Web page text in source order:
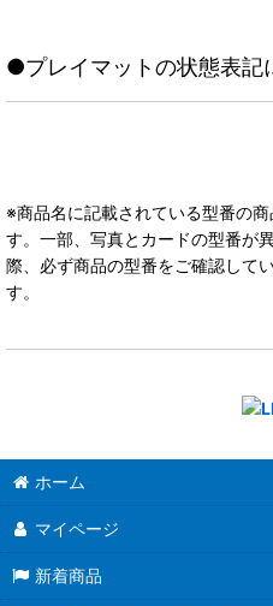
●プレイマットの状態表記
※商品名に記載されている型番の
す。一部、写真とカードの型番が
際、必ず商品の型番をご確認して
す。
ホーム
マイページ
新着商品